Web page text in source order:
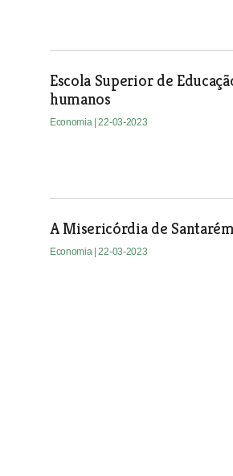
Escola Superior de
humanos
Economia | 22-03-2023
A Misericórdia de
Economia | 22-03-2023